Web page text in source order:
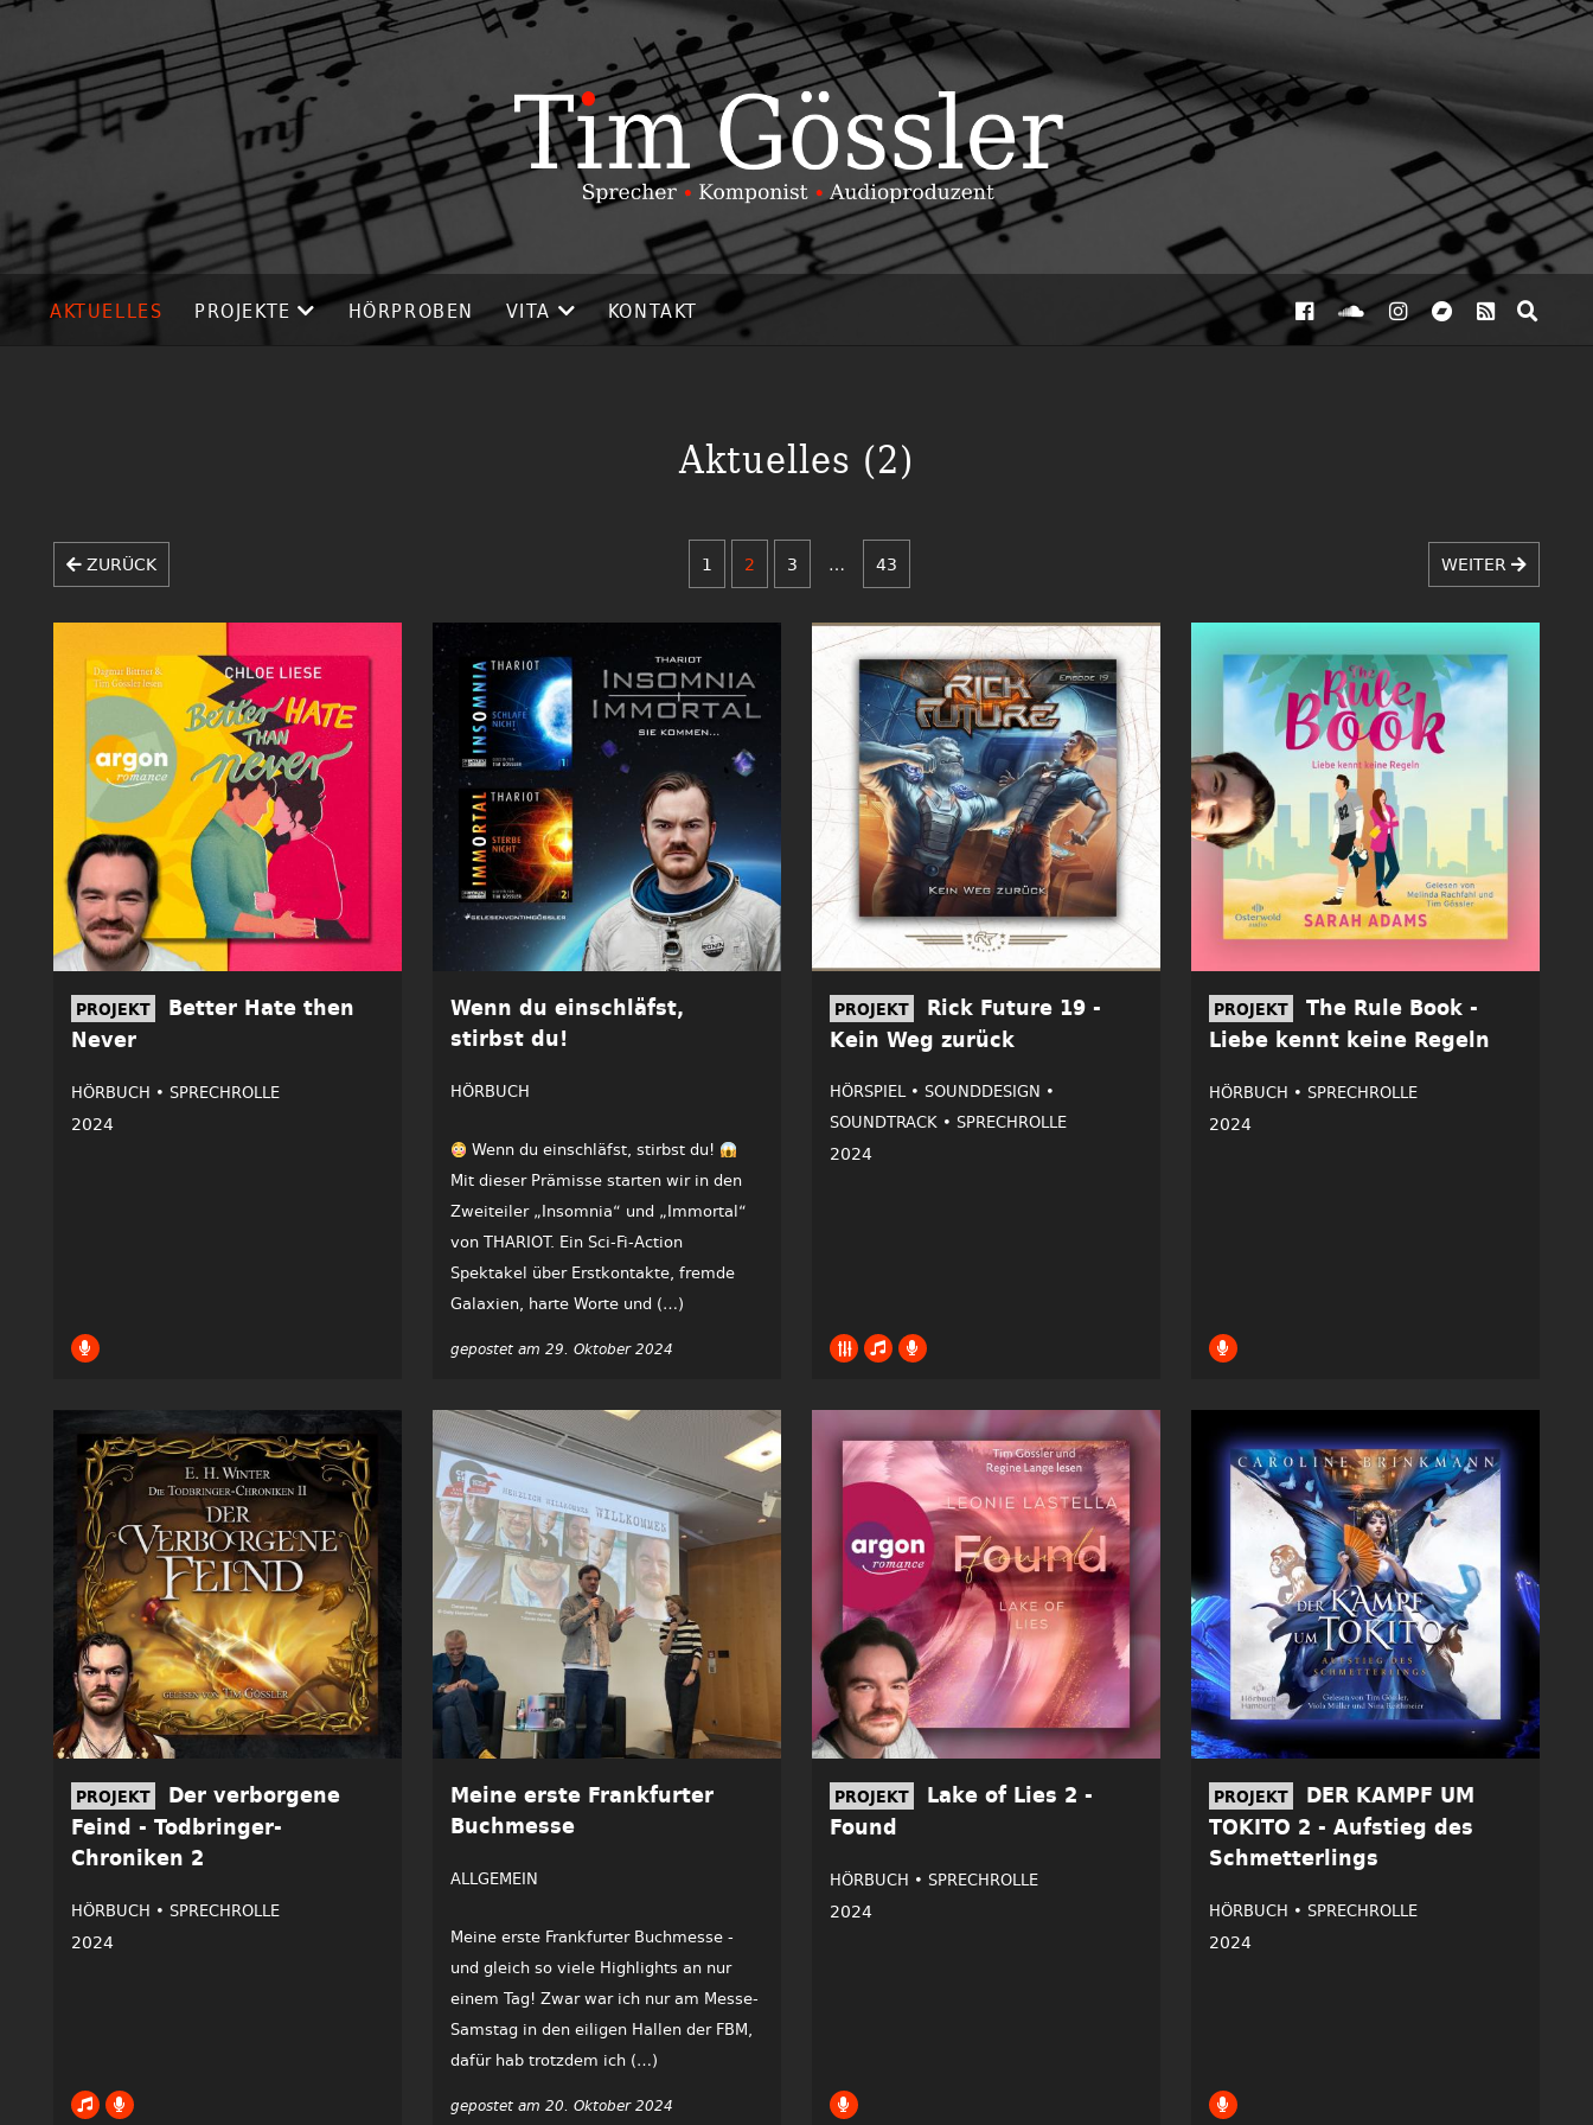
AKTUELLES PROJEKTE HÖRPROBEN VITA KONTAKT
Aktuelles (2)
ZURÜCK 1 2 3 … 43 WEITER
PROJEKT
Better Hate then
Never
HÖRBUCH • SPRECHROLLE
2024
Wenn du einschläfst,
stirbst du!
HÖRBUCH
Wenn du einschläfst, stirbst du!
Mit dieser Prämisse starten wir in den
Zweiteiler „Insomnia“ und „Immortal“
von THARIOT. Ein Sci-Fi-Action
Spektakel über Erstkontakte, fremde
Galaxien, harte Worte und (…)
gepostet am 29. Oktober 2024
PROJEKT
Rick Future 19 -
Kein Weg zurück
HÖRSPIEL • SOUNDDESIGN •
SOUNDTRACK • SPRECHROLLE
2024
PROJEKT
The Rule Book -
Liebe kennt keine Regeln
HÖRBUCH • SPRECHROLLE
2024
PROJEKT
Der verborgene
Feind - Todbringer-
Chroniken 2
HÖRBUCH • SPRECHROLLE
2024
Meine erste Frankfurter
Buchmesse
ALLGEMEIN
Meine erste Frankfurter Buchmesse -
und gleich so viele Highlights an nur
einem Tag! Zwar war ich nur am Messe-
Samstag in den eiligen Hallen der FBM,
dafür hab trotzdem ich (…)
gepostet am 20. Oktober 2024
PROJEKT
Lake of Lies 2 -
Found
HÖRBUCH • SPRECHROLLE
2024
PROJEKT
DER KAMPF UM
TOKITO 2 - Aufstieg des
Schmetterlings
HÖRBUCH • SPRECHROLLE
2024